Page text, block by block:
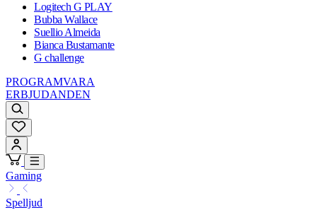
Logitech G PLAY
Bubba Wallace
Suellio Almeida
Bianca Bustamante
G challenge
PROGRAMVARA
ERBJUDANDEN
Gaming
Spelljud